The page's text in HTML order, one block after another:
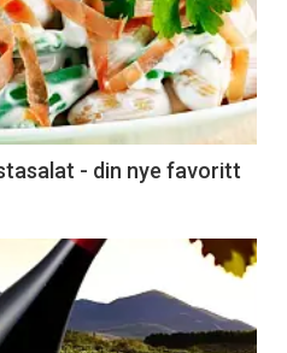
- din nye favoritt